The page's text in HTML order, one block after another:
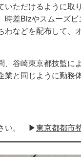
ただけるように取
差Bizやスムーズ
などを配布して、
谷崎東京都技監に
と同じように勤務
さい。 ▶東京都都市